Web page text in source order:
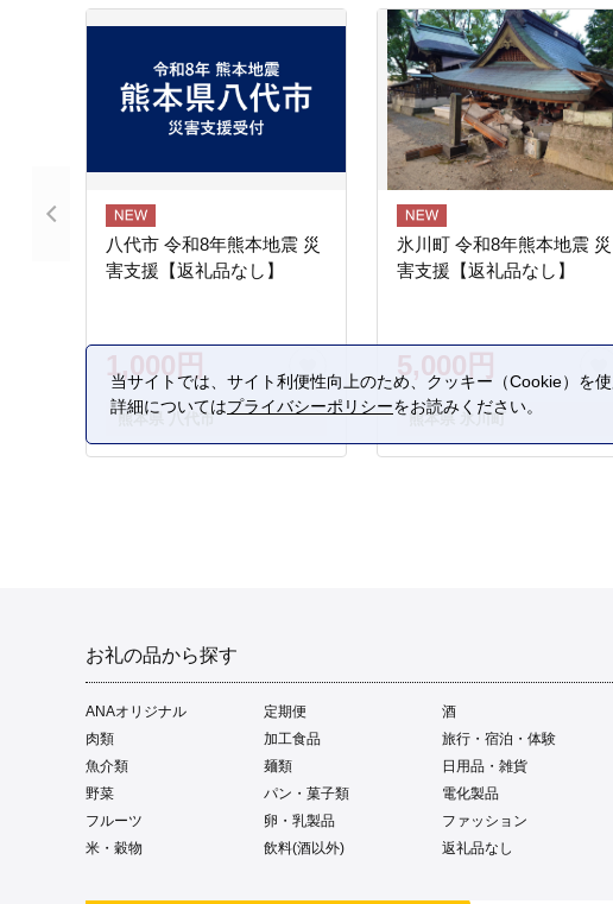
八代市 令和8年熊本地震 災
害支援【返礼品なし】
1,000円
熊本県 八代市
氷川町 令和8年熊本地震 災
害支援【返礼品なし】
5,000円
熊本県 氷川町
お礼の品から探す
ANAオリジナル 定期便
酒
肉類
加工食品
旅行・宿泊・体験
魚介類
麺類
日用品・雑貨
野菜
パン・菓子類
電化製品
フルーツ
卵・乳製品
ファッション
米・穀物
飲料(酒以外) 返礼品なし
当サイトでは、サイト利便性向上のため、クッキー（Cookie）を
詳細についてはプライバシーポリシーをお読みください。